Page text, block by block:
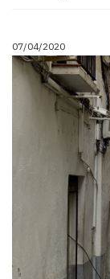
07/04/2020